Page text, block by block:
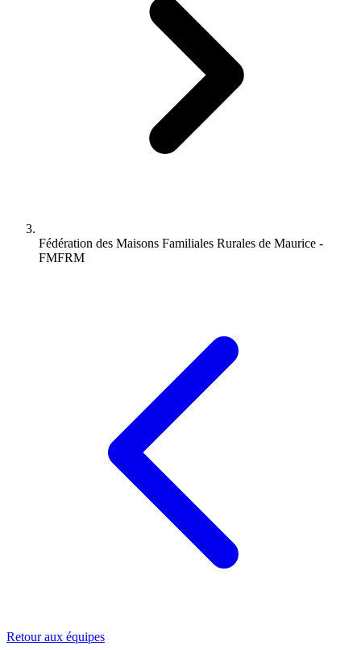
Fédération des Maisons Familiales Rurales de Maurice -
FMFRM
Retour aux équipes